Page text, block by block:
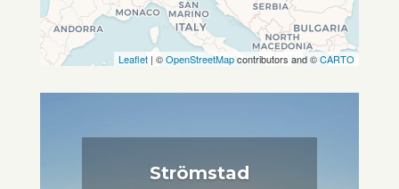
Leaflet | ©OpenStreetMapcontributors and ©CARTO
Strömstad